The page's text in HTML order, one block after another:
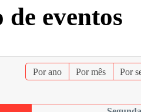
eventos
Por ano Por mês Por